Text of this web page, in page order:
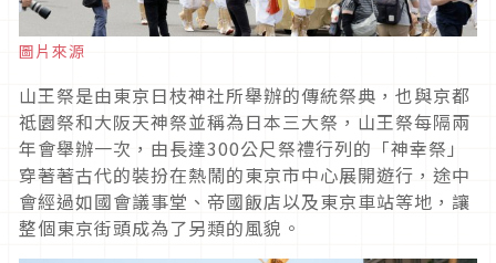
圖片來源
山王祭是由東京日枝神社所舉辦的傳統祭典，也與京都
祗園祭和大阪天神祭並稱為日本三大祭，山王祭每隔兩
年會舉辦一次，由長達300公尺祭禮行列的「神幸祭」
穿著著古代的裝扮在熱鬧的東京市中心展開遊行，途中
會經過如國會議事堂、帝國飯店以及東京車站等地，讓
整個東京街頭成為了另類的風貌。